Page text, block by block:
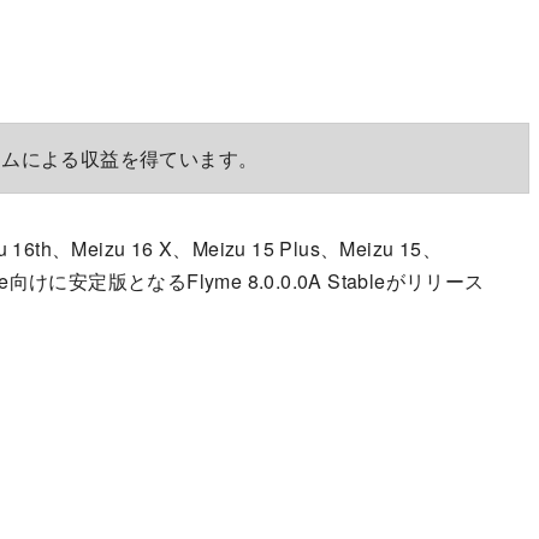
による収益を得ています。
、Meizu 16 X、Meizu 15 Plus、Meizu 15、
けに安定版となるFlyme 8.0.0.0A Stableがリリース